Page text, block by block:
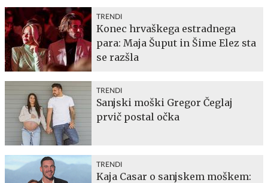
TRENDI
Konec hrvaškega estradnega
para: Maja Šuput in Šime Elez sta
se razšla
TRENDI
Sanjski moški Gregor Čeglaj
prvič postal očka
TRENDI
Kaja Casar o sanjskem moškem: